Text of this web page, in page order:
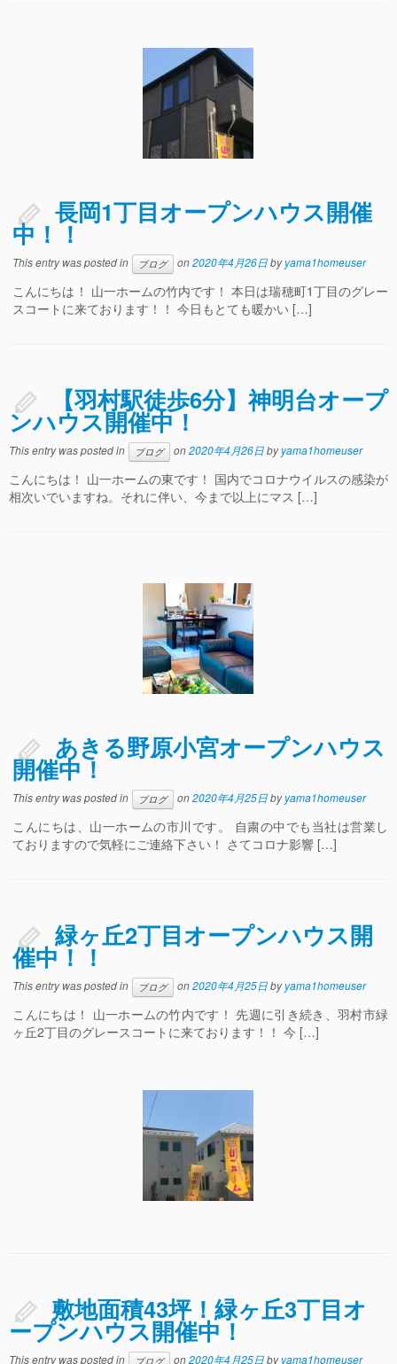
長岡1丁目オープンハウス開催
中！！
This entry was posted in ブログ on2020年4月26日byyama1homeuser
こんにちは！ 山一ホームの竹内です！ 本日は瑞穂町1丁目のグレー
スコートに来ております！！ 今日もとても暖かい […]
【羽村駅徒歩6分】神明台オープ
ンハウス開催中！
This entry was posted in ブログ on2020年4月26日byyama1homeuser
こんにちは！ 山一ホームの東です！ 国内でコロナウイルスの感染が
相次いでいますね。それに伴い、今まで以上にマス […]
あきる野原小宮オープンハウス
開催中！
This entry was posted in ブログ on2020年4月25日byyama1homeuser
こんにちは、山一ホームの市川です。 自粛の中でも当社は営業し
ておりますので気軽にご連絡下さい！ さてコロナ影響 […]
緑ヶ丘2丁目オープンハウス開
催中！！
This entry was posted in ブログ on2020年4月25日byyama1homeuser
こんにちは！ 山一ホームの竹内です！ 先週に引き続き、羽村市緑
ヶ丘2丁目のグレースコートに来ております！！ 今 […]
敷地面積43坪！緑ヶ丘3丁目オ
ープンハウス開催中！
This entry was posted in ブログ on2020年4月25日byyama1homeuser